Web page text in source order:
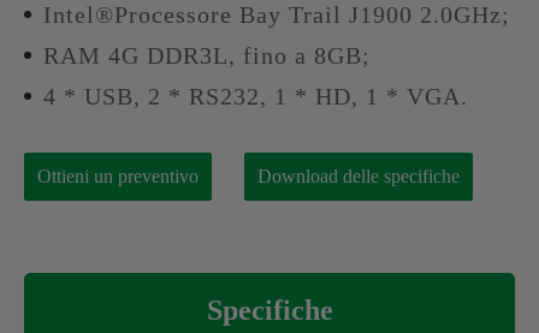
Intel®Processore Bay Trail J1900 2.0GHz;
RAM 4G DDR3L, fino a 8GB;
4 * USB, 2 * RS232, 1 * HD, 1 * VGA.
Ottieni un preventivo Download delle specifiche
Specifiche